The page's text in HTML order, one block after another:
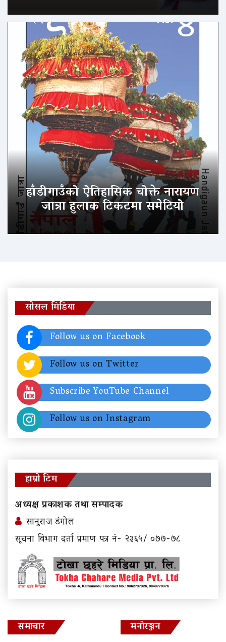
हाँडीगाउँको ऐतिहासिक चोक्ते नारायण
जात्रा हुलाक टिकटमा समेटियो
सोसल मिडिया
Follow us on Facebook
Follow us on Twitter
Subscribe YouTube Channel
Follow us on Instagram
हाम्रो टिम
अध्यक्ष प्रकाशक तथा सम्पादक
सानुराज डंगोल
सूचना विभाग दर्ता प्रमाण पत्र नं- २३६५/ ०७७-७८
समाचार मनोरञ्जन